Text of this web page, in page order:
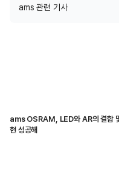
ams 관련 기사
ams OSRAM, LED와 AR의 결합
현 성공해